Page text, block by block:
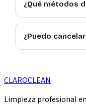
¿Qué métodos
¿Puedo
CLAROCLEAN
Limpieza profesional